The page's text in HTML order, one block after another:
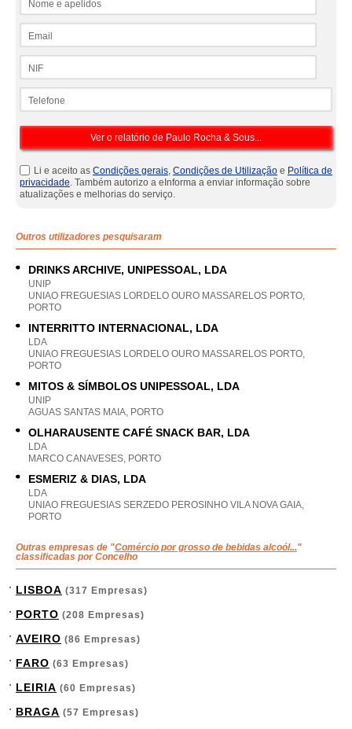
Li e aceito as Condições gerais, Condições de Utilização e Política de
privacidade. Também autorizo a eInforma a enviar informação sobre
atualizações e melhorias do serviço.
Outros utilizadores pesquisaram
DRINKS ARCHIVE, UNIPESSOAL, LDA
UNIP
UNIAO FREGUESIAS LORDELO OURO MASSARELOS PORTO,
PORTO
INTERRITTO INTERNACIONAL, LDA
LDA
UNIAO FREGUESIAS LORDELO OURO MASSARELOS PORTO,
PORTO
MITOS & SÍMBOLOS UNIPESSOAL, LDA
UNIP
AGUAS SANTAS MAIA, PORTO
OLHARAUSENTE CAFÉ SNACK BAR, LDA
LDA
MARCO CANAVESES, PORTO
ESMERIZ & DIAS, LDA
LDA
UNIAO FREGUESIAS SERZEDO PEROSINHO VILA NOVA GAIA,
PORTO
Outras empresas de "Comércio por grosso de bebidas alcoól..."
classificadas por Concelho
LISBOA (317 Empresas)
PORTO (208 Empresas)
AVEIRO (86 Empresas)
FARO (63 Empresas)
LEIRIA (60 Empresas)
BRAGA (57 Empresas)